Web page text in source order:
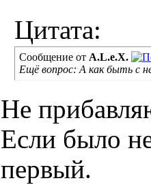
Цитата:
Сообщение от A.L.e.X.
Ещё вопрос: А как быть с
Не
Если было
первый.